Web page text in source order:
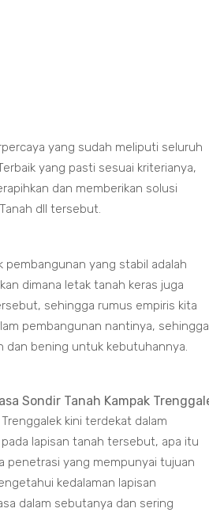
yang sudah meliputi seluruh
yang pasti sesuai kriterianya,
dan memberikan solusi
dll tersebut.
pembangunan yang stabil adalah
dimana letak tanah keras juga
sehingga rumus empiris kita
pembangunan nantinya, sehingga
dan bening untuk kebutuhannya.
kini terdekat dalam
lapisan tanah tersebut, apa itu
penetrasi yang mempunyai tujuan
kedalaman lapisan
dalam sebutanya dan sering